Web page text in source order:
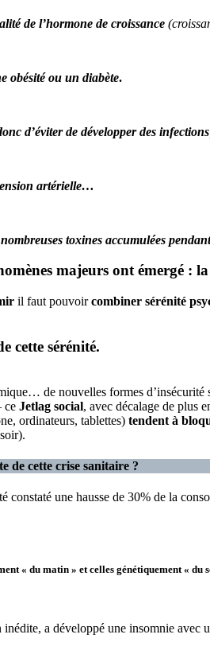
de l’hormone de croissance
obésité ou un diabète.
d’éviter de développer des infections
artérielle…
toxines accumulées
majeurs ont émergé :
il faut pouvoircombiner sérénité
cette sérénité.
de nouvelles formes d’insécurité
ce Jetlag social, avec décalage de plus
ordinateurs, tablettes) tendent à
de cette crise sanitaire ?
constaté une hausse de 30% de la
« du matin » et celles génétiquement « du
a développé une insomnie avec